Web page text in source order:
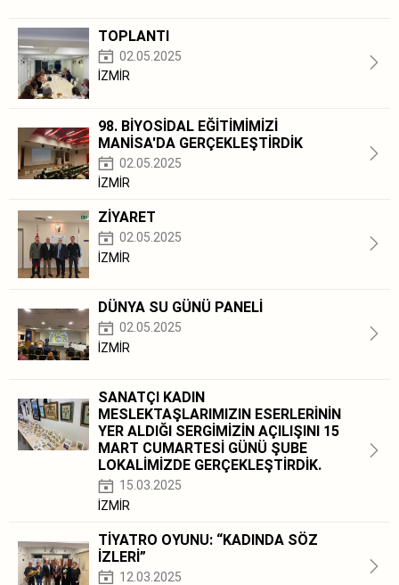
TOPLANTI
02.05.2025
İZMİR
98. BİYOSİDAL EĞİTİMİMİZİ
MANİSA'DA GERÇEKLEŞTİRDİK
02.05.2025
İZMİR
ZİYARET
02.05.2025
İZMİR
DÜNYA SU GÜNÜ PANELİ
02.05.2025
İZMİR
SANATÇI KADIN
MESLEKTAŞLARIMIZIN ESERLERİNİN
YER ALDIĞI SERGİMİZİN AÇILIŞINI 15
MART CUMARTESİ GÜNÜ ŞUBE
LOKALİMİZDE GERÇEKLEŞTİRDİK.
15.03.2025
İZMİR
TİYATRO OYUNU: “KADINDA SÖZ
İZLERİ”
12.03.2025